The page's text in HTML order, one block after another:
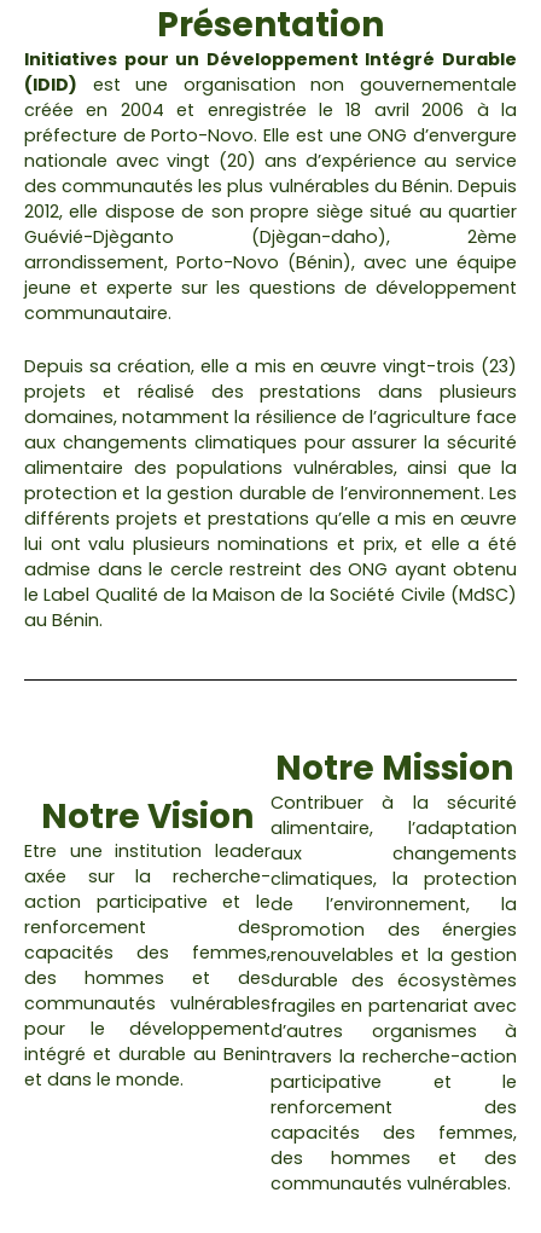
Présentation
Initiatives pour un Développement Intégré Durable
(IDID) est une organisation non gouvernementale
créée en 2004 et enregistrée le 18 avril 2006 à la
préfecture de Porto-Novo. Elle est une ONG d’envergure
nationale avec vingt (20) ans d’expérience au service
des communautés les plus vulnérables du Bénin. Depuis
2012, elle dispose de son propre siège situé au quartier
Guévié-Djèganto (Djègan-daho), 2ème
arrondissement, Porto-Novo (Bénin), avec une équipe
jeune et experte sur les questions de développement
communautaire.
Depuis sa création, elle a mis en œuvre vingt-trois (23)
projets et réalisé des prestations dans plusieurs
domaines, notamment la résilience de l’agriculture face
aux changements climatiques pour assurer la sécurité
alimentaire des populations vulnérables, ainsi que la
protection et la gestion durable de l’environnement. Les
différents projets et prestations qu’elle a mis en œuvre
lui ont valu plusieurs nominations et prix, et elle a été
admise dans le cercle restreint des ONG ayant obtenu
le Label Qualité de la Maison de la Société Civile (MdSC)
au Bénin.
Notre Vision
Etre une institution leader
axée sur la recherche-
action participative et le
renforcement des
capacités des femmes,
des hommes et des
communautés vulnérables
pour le développement
intégré et durable au Benin
et dans le monde.
Notre Mission
Contribuer à la sécurité
alimentaire, l’adaptation
aux changements
climatiques, la protection
de l’environnement, la
promotion des énergies
renouvelables et la gestion
durable des écosystèmes
fragiles en partenariat avec
d’autres organismes à
travers la recherche-action
participative et le
renforcement des
capacités des femmes,
des hommes et des
communautés vulnérables.